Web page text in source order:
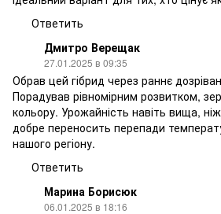
Ответить
Дмитро Верещак
27.01.2025 в 09:35
Обрав цей гібрид через раннє
Порадував рівномірним розвитком,
кольору. Урожайність навіть вища,
добре переносить перепади
нашого регіону.
Ответить
Марина Борисюк
06.01.2025 в 18:16